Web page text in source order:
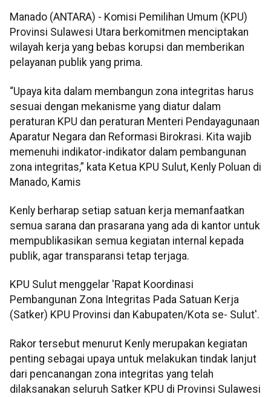
Manado (ANTARA) - Komisi Pemilihan Umum (KPU)
Provinsi Sulawesi Utara berkomitmen menciptakan
wilayah kerja yang bebas korupsi dan memberikan
pelayanan publik yang prima.
“Upaya kita dalam membangun zona integritas harus
sesuai dengan mekanisme yang diatur dalam
peraturan KPU dan peraturan Menteri Pendayagunaan
Aparatur Negara dan Reformasi Birokrasi. Kita wajib
memenuhi indikator-indikator dalam pembangunan
zona integritas,” kata Ketua KPU Sulut, Kenly Poluan di
Manado, Kamis
Kenly berharap setiap satuan kerja memanfaatkan
semua sarana dan prasarana yang ada di kantor untuk
mempublikasikan semua kegiatan internal kepada
publik, agar transparansi tetap terjaga.
KPU Sulut menggelar 'Rapat Koordinasi
Pembangunan Zona Integritas Pada Satuan Kerja
(Satker) KPU Provinsi dan Kabupaten/Kota se- Sulut'.
Rakor tersebut menurut Kenly merupakan kegiatan
penting sebagai upaya untuk melakukan tindak lanjut
dari pencanangan zona integritas yang telah
dilaksanakan seluruh Satker KPU di Provinsi Sulawesi